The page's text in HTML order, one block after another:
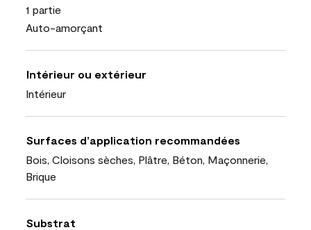
1 partie
Auto-amorçant
Intérieur ou extérieur
Intérieur
Surfaces d’application recommandées
Bois, Cloisons sèches, Plâtre, Béton, Maçonnerie,
Brique
Substrat